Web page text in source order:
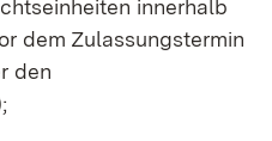
innerhalb
dem Zulassungstermin
den